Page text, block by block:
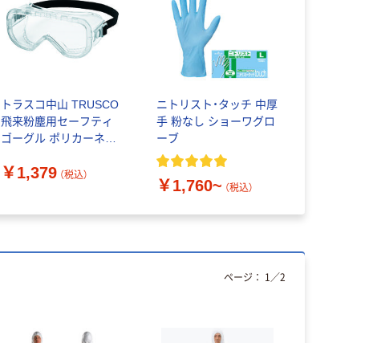
トラスコ中山 TRUSCO
飛来粉塵用セーフティ
ゴーグル ポリカーネー
126-3781
￥1,379 （税込）
ニトリスト・タッチ 中厚
手 粉なし ショーワグロ
ーブ
￥1,760~ （税込）
ページ： 1 ／2